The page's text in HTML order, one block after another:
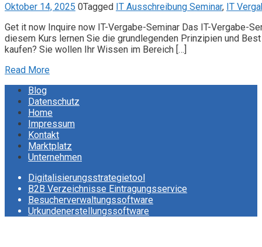
Oktober 14, 2025 0Tagged IT Ausschreibung Seminar, IT
Get it now Inquire now IT-Vergabe-Seminar Das IT-Vergabe-
diesem Kurs lernen Sie die grundlegenden Prinzipien und
kaufen? Sie wollen Ihr Wissen im Bereich […]
Read More
Blog
Datenschutz
Home
Impressum
Kontakt
Marktplatz
Unternehmen
Digitalisierungsstrategietool
B2B Verzeichnisse Eintragungsservice
Besucherverwaltungssoftware
Urkundenerstellungssoftware